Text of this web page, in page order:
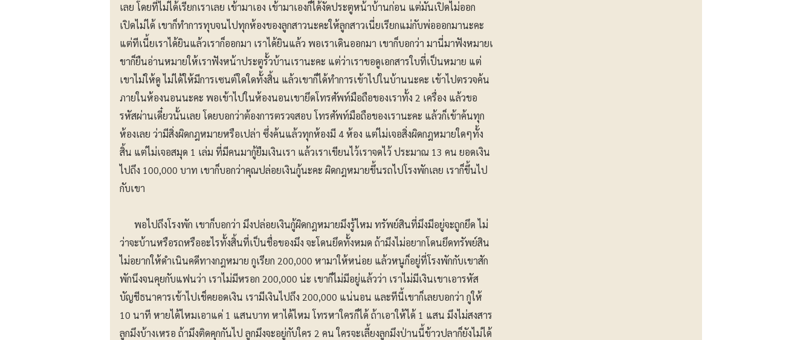
เลย โดยที่ไม่ได้เรียกเราเลย เข้ามาเอง เข้ามาเองก็ได้งัดประตูหน้าบ้านก่อน แต่มันเปิดไม่ออก
เปิดไม่ได้ เขาก็ทำการทุบจนไปทุกห้องของลูกสาวนะคะให้ลูกสาวเนี่ยเรียกแม่กับพ่อออกมานะคะ
แต่ทีเนี้ยเราได้ยินแล้วเราก็ออกมา เราได้ยินแล้ว พอเราเดินออกมา เขาก็บอกว่า มานี่มาฟังหมายเ
ขาก็ยืนอ่านหมายให้เราฟังหน้าประตูรั้วบ้านเรานะคะ แต่ว่าเราขอดูเอกสารใบที่เป็นหมาย แต่
เขาไม่ให้ดู ไม่ได้ให้มีการเซนต์ใดใดทั้งสิ้น แล้วเขาก็ได้ทำการเข้าไปในบ้านนะคะ เข้าไปตรวจค้น
ภายในห้องนอนนะคะ พอเข้าไปในห้องนอนเขายึดโทรศัพท์มือถือของเราทั้ง 2 เครื่อง แล้วขอ
รหัสผ่านเดี๋ยวนั้นเลย โดยบอกว่าต้องการตรวจสอบ โทรศัพท์มือถือของเรานะคะ แล้วก็เข้าค้นทุก
ห้องเลย ว่ามีสิ่งผิดกฎหมายหรือเปล่า ซึ่งค้นแล้วทุกห้องมี 4 ห้อง แต่ไม่เจอสิ่งผิดกฎหมายใดๆทั้ง
สิ้น แต่ไม่เจอสมุด 1 เล่ม ที่มีคนมากู้ยืมเงินเรา แล้วเราเขียนไว้เราจดไว้ ประมาณ 13 คน ยอดเงิน
ไปถึง 100,000 บาท เขาก็บอกว่าคุณปล่อยเงินกู้นะคะ ผิดกฎหมายขึ้นรถไปโรงพักเลย เราก็ขึ้นไป
กับเขา
พอไปถึงโรงพัก เขาก็บอกว่า มึงปล่อยเงินกู้ผิดกฎหมายมึงรู้ไหม ทรัพย์สินที่มึงมีอยู่จะถูกยึด ไม่
ว่าจะบ้านหรือรถหรืออะไรทั้งสิ้นที่เป็นชื่อของมึง จะโดนยึดทั้งหมด ถ้ามึงไม่อยากโดนยึดทรัพย์สิน
ไม่อยากให้ดำเนินคดีทางกฎหมาย กูเรียก 200,000 หามาให้หน่อย แล้วหนูก็อยู่ที่โรงพักกับเขาสัก
พักนึงจนคุยกับแฟนว่า เราไม่มีหรอก 200,000 น่ะ เขาก็ไม่มีอยู่แล้วว่า เราไม่มีเงินเขาเอารหัส
บัญชีธนาคารเข้าไปเช็คยอดเงิน เรามีเงินไปถึง 200,000 แน่นอน และทีนี้เขาก็เลยบอกว่า กูให้
10 นาที หายได้ไหมเอาแค่ 1 แสนบาท หาได้ไหม โทรหาใครก็ได้ ถ้าเอาให้ได้ 1 แสน มึงไม่สงสาร
ลูกมึงบ้างเหรอ ถ้ามึงติดคุกกันไป ลูกมึงจะอยู่กับใคร 2 คน ใครจะเลี้ยงลูกมึงป่านนี้ข้าวปลาก็ยังไม่ได้